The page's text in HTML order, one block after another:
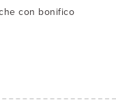
con bonifico